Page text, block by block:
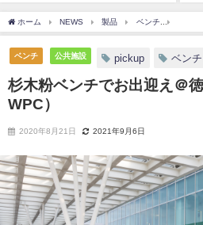
ホーム NEWS 製品 ベンチ
ベンチ 公共施設 pickup ベンチ
杉木粉ベンチでお出迎え＠
WPC）
2020年8月21日 2021年9月6日